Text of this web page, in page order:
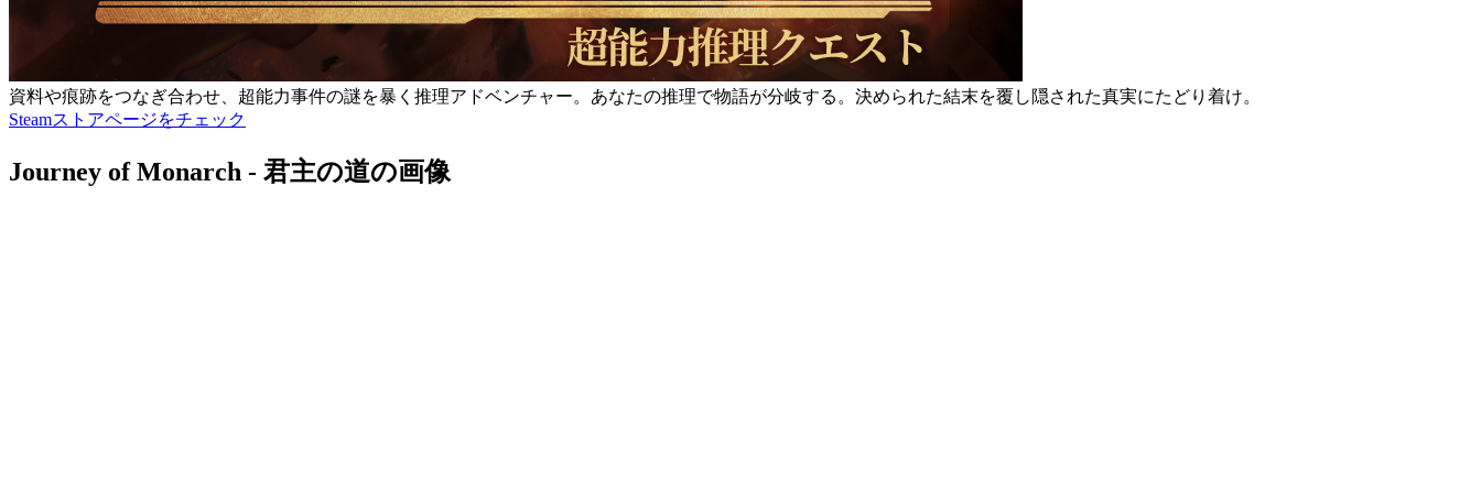
資料や痕跡をつなぎ合わせ、超能力事件の謎を暴く推理アドベンチャー。あなたの推理で物語が分岐する。決められた結末を覆し隠された真実にたどり着け。
Steamストアページをチェック
Journey of Monarch - 君主の道の画像